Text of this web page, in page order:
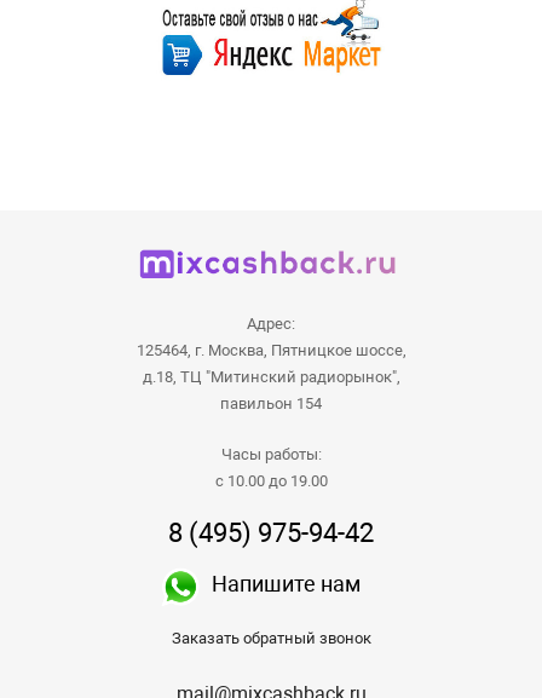
Адрес:
125464, г. Москва, Пятницкое шоссе,
д.18, ТЦ "Митинский радиорынок",
павильон 154
Часы работы:
с 10.00 до 19.00
8 (495) 975-94-42
Напишите нам
Заказать обратный звонок